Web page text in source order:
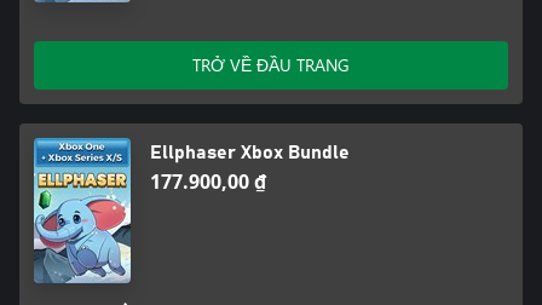
TRỞ VỀ ĐẦU TRANG
Ellphaser Xbox Bundle
177.900,00 ₫